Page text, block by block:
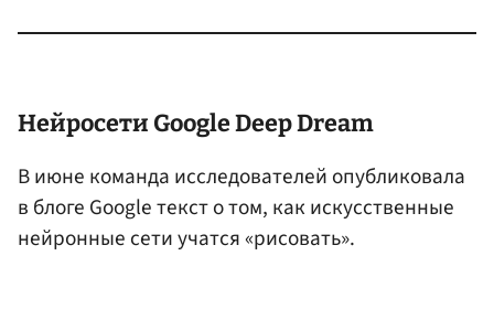
Нейросети Google Deep Dream
В июне команда исследователей опубликовала
в блоге Google текст о том, как искусственные
нейронные сети учатся «рисовать».